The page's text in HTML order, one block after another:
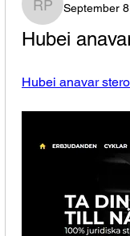
RuthieSeptember
Hubei
Hubei anavar